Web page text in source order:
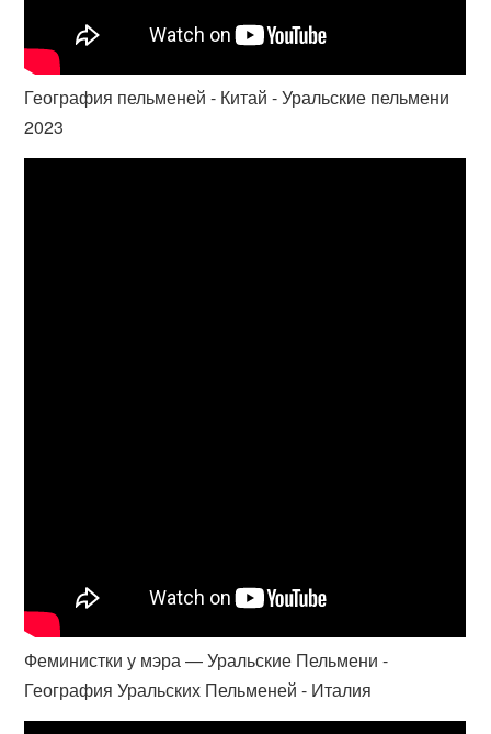
География пельменей - Китай - Уральские пельмени
2023
Феминистки у мэра — Уральские Пельмени -
География Уральских Пельменей - Италия